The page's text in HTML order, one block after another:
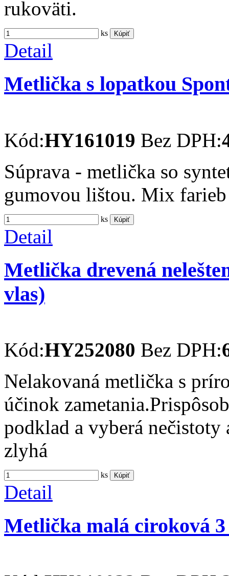
rukoväti.
ks Kúpiť
Detail
Metlička s lopatkou
Kód:HY161019 Bez DPH:
Súprava - metlička so
gumovou lištou. Mix
ks Kúpiť
Detail
Metlička drevená
vlas)
Kód:HY252080 Bez DPH:
Nelakovaná metlička s
účinok
podklad a vyberá
zlyhá
ks Kúpiť
Detail
Metlička malá ciroková 3